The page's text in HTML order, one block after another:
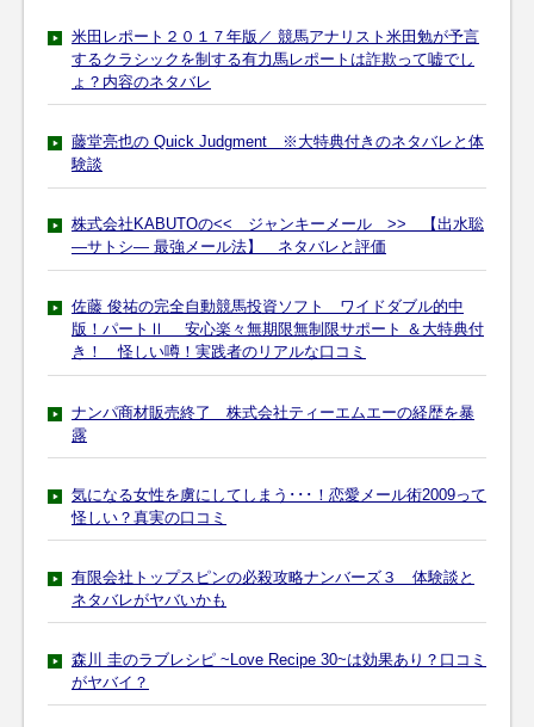
米田レポート２０１７年版／ 競馬アナリスト米田勉が予言
するクラシックを制する有力馬レポートは詐欺って嘘でし
ょ？内容のネタバレ
藤堂亮也の Quick Judgment ※大特典付きのネタバレと体
験談
株式会社KABUTOの<< ジャンキーメール >> 【出水聡
―サトシ― 最強メール法】 ネタバレと評価
佐藤 俊祐の完全自動競馬投資ソフト ワイドダブル的中
版！パートⅡ 安心楽々無期限無制限サポート ＆大特典付
き！ 怪しい噂！実践者のリアルな口コミ
ナンパ商材販売終了 株式会社ティーエムエーの経歴を暴
露
気になる女性を虜にしてしまう･･･！恋愛メール術2009って
怪しい？真実の口コミ
有限会社トップスピンの必殺攻略ナンバーズ３ 体験談と
ネタバレがヤバいかも
森川 圭のラブレシピ ~Love Recipe 30~は効果あり？口コミ
がヤバイ？